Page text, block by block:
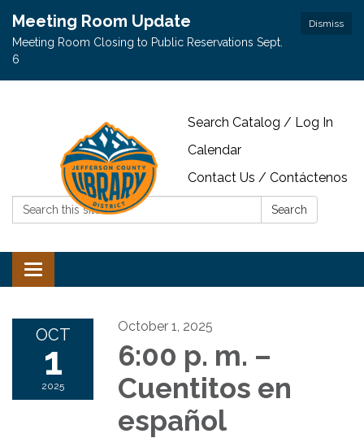
Dismiss
Meeting Room Update
Meeting Room Closing to Public Reservations Sept.
6
Search Catalog / Log In
Calendar
Contact Us / Contáctenos
Search:
Search
Toggle navigation
OCT
1
2025
October 1, 2025
6:00 p. m. –
Cuentitos en
español